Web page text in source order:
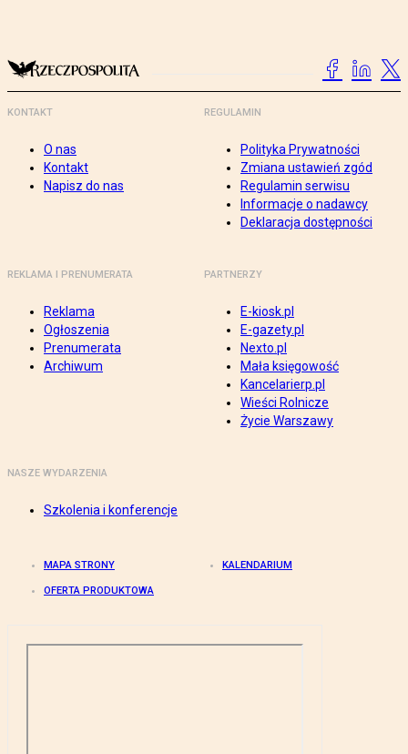
KONTAKT
O nas
Kontakt
Napisz do nas
REGULAMIN
Polityka Prywatności
Zmiana ustawień zgód
Regulamin serwisu
Informacje o nadawcy
Deklaracja dostępności
REKLAMA I PRENUMERATA
Reklama
Ogłoszenia
Prenumerata
Archiwum
PARTNERZY
E-kiosk.pl
E-gazety.pl
Nexto.pl
Mała księgowość
Kancelarierp.pl
Wieści Rolnicze
Życie Warszawy
NASZE WYDARZENIA
Szkolenia i konferencje
MAPA STRONY KALENDARIUM
OFERTA PRODUKTOWA